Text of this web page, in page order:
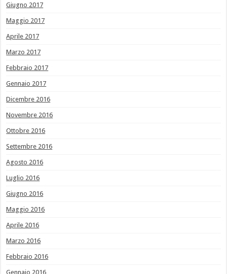
Giugno 2017
Maggio 2017
Aprile 2017
Marzo 2017
Febbraio 2017
Gennaio 2017
Dicembre 2016
Novembre 2016
Ottobre 2016
Settembre 2016
Agosto 2016
Luglio 2016
Giugno 2016
Maggio 2016
Aprile 2016
Marzo 2016
Febbraio 2016
Gennaio 2016